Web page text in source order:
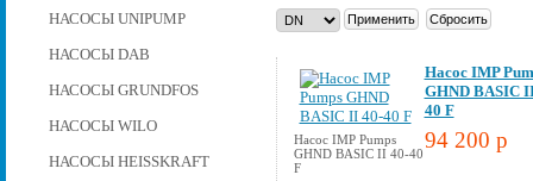
НАСОСЫ UNIPUMP
НАСОСЫ DAB
НАСОСЫ GRUNDFOS
НАСОСЫ WILO
НАСОСЫ HEISSKRAFT
Насос IMP Pumps
GHND BASIC II 40-40
F
Насос IMP
GHND BASIC
40 F
94 200 p